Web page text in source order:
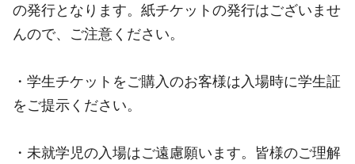
の発行となります。紙チケットの発行はございませ
んので、ご注意ください。
・学生チケットをご購入のお客様は入場時に学生証
をご提示ください。
・未就学児の入場はご遠慮願います。皆様のご理解